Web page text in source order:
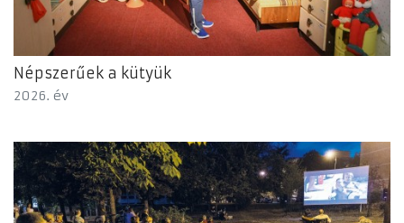
Népszerűek a kütyük
2026. év